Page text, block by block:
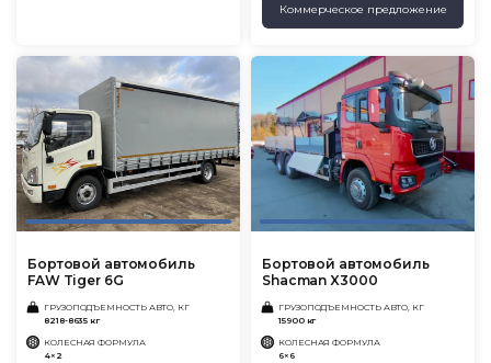
Коммерческое предложение
Бортовой автомобиль
FAW Tiger 6G
ГРУЗОПОДЪЕМНОСТЬ АВТО, КГ
8218-8635 кг
КОЛЕСНАЯ ФОРМУЛА
4×2
Бортовой автомобиль
Shacman X3000
ГРУЗОПОДЪЕМНОСТЬ АВТО, КГ
15900 кг
КОЛЕСНАЯ ФОРМУЛА
6×6